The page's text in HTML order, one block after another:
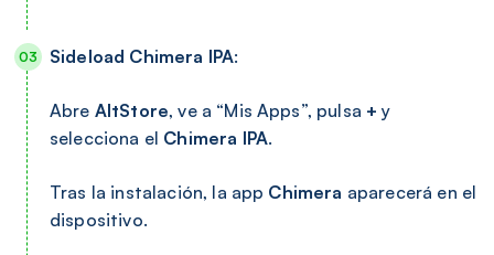
Sideload Chimera IPA:
Abre AltStore, ve a “Mis Apps”, pulsa + y
selecciona el Chimera IPA.
Tras la instalación, la app Chimera aparecerá en el
dispositivo.